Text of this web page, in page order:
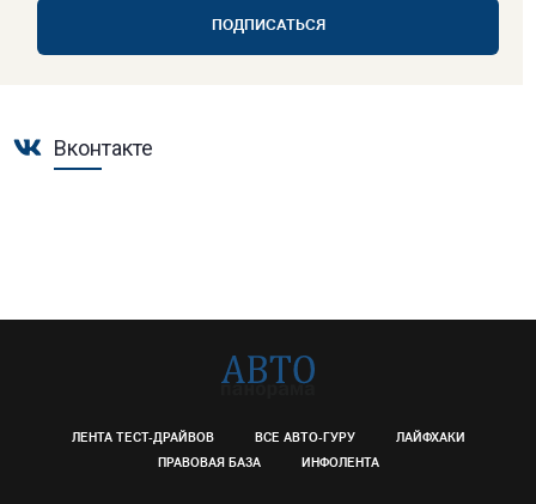
ПОДПИСАТЬСЯ
Вконтакте
ЛЕНТА ТЕСТ-ДРАЙВОВ ВСЕ АВТО-ГУРУ
ЛАЙФХАКИ
ПРАВОВАЯ БАЗА
ИНФОЛЕНТА